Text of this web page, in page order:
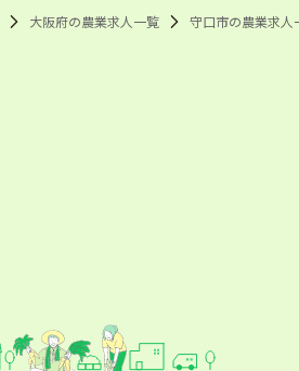
大阪府の農業求人一覧 守口市の農業求人